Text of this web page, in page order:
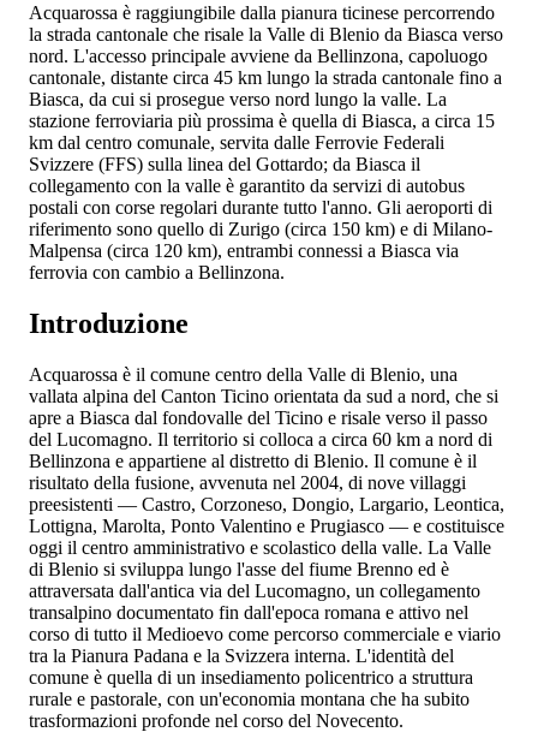
Acquarossa è raggiungibile dalla pianura ticinese percorrendo
la strada cantonale che risale la Valle di Blenio da Biasca verso
nord. L'accesso principale avviene da Bellinzona, capoluogo
cantonale, distante circa 45 km lungo la strada cantonale fino a
Biasca, da cui si prosegue verso nord lungo la valle. La
stazione ferroviaria più prossima è quella di Biasca, a circa 15
km dal centro comunale, servita dalle Ferrovie Federali
Svizzere (FFS) sulla linea del Gottardo; da Biasca il
collegamento con la valle è garantito da servizi di autobus
postali con corse regolari durante tutto l'anno. Gli aeroporti di
riferimento sono quello di Zurigo (circa 150 km) e di Milano-
Malpensa (circa 120 km), entrambi connessi a Biasca via
ferrovia con cambio a Bellinzona.
Introduzione
Acquarossa è il comune centro della Valle di Blenio, una
vallata alpina del Canton Ticino orientata da sud a nord, che si
apre a Biasca dal fondovalle del Ticino e risale verso il passo
del Lucomagno. Il territorio si colloca a circa 60 km a nord di
Bellinzona e appartiene al distretto di Blenio. Il comune è il
risultato della fusione, avvenuta nel 2004, di nove villaggi
preesistenti — Castro, Corzoneso, Dongio, Largario, Leontica,
Lottigna, Marolta, Ponto Valentino e Prugiasco — e costituisce
oggi il centro amministrativo e scolastico della valle. La Valle
di Blenio si sviluppa lungo l'asse del fiume Brenno ed è
attraversata dall'antica via del Lucomagno, un collegamento
transalpino documentato fin dall'epoca romana e attivo nel
corso di tutto il Medioevo come percorso commerciale e viario
tra la Pianura Padana e la Svizzera interna. L'identità del
comune è quella di un insediamento policentrico a struttura
rurale e pastorale, con un'economia montana che ha subito
trasformazioni profonde nel corso del Novecento.